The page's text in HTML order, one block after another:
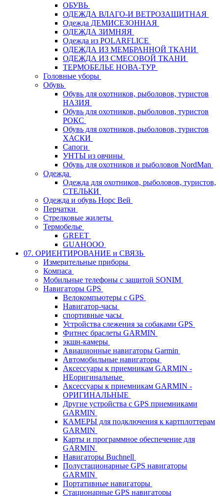
ОБУВЬ
ОДЕЖДА ВЛАГО-И ВЕТРОЗАЩИТНАЯ
Одежда ДЕМИСЕЗОННАЯ
ОДЕЖДА ЗИМНЯЯ
Одежда из POLARFLICE
ОДЕЖДА ИЗ МЕМБРАННОЙ ТКАНИ
ОДЕЖДА ИЗ СМЕСОВОЙ ТКАНИ
ТЕРМОБЕЛЬЕ НОВА-ТУР
Головные уборы
Обувь
Обувь для охотников, рыболовов, туристов
НАЗИЯ
Обувь для охотников, рыболовов, туристов
РОКС
Обувь для охотников, рыболовов, туристов
ХАСКИ
Сапоги
УНТЫ из овчины
Обувь для охотников и рыболовов NordMan
Одежда
Одежда для охотников, рыболовов, туристов,
СТЕЛЬКИ
Одежда и обувь Норс Вей
Перчатки
Стрелковые жилеты
Термобелье
GREET
GUAHOOO
07. ОРИЕНТИРОВАНИЕ и СВЯЗЬ
Измерительные приборы
Компаса
Мобильные телефоны с защитой SONIM
Навигаторы GPS
Велокомпьютеры с GPS
Навигатор-часы
спортивные часы
Устройства слежения за собаками GPS
Фитнес браслеты GARMIN
экшн-камеры
Авиационные навигаторы Garmin
Автомобильные навигаторы
Аксессуары к приемникам GARMIN -
НЕоригинальные
Аксессуары к приемникам GARMIN -
ОРИГИНАЛЬНЫЕ
Другие устройства с GPS приемниками
GARMIN
КАМЕРЫ для подключения к картплоттерам
GARMIN
Карты и программное обеспечение для
GARMIN
Навигаторы Buchnell
Полустационарные GPS навигаторы
GARMIN
Портативные навигаторы
Стационарные GPS навигаторы